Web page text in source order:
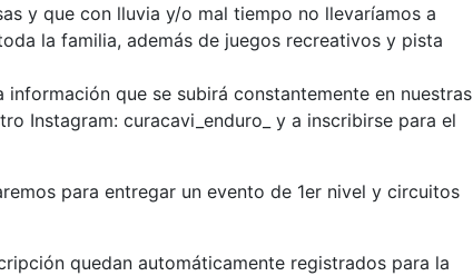
y que con lluvia y/o mal tiempo no llevaríamos a
la familia, además de juegos recreativos y pista
que se subirá constantemente en nuestras
Instagram: curacavi_enduro_ y a inscribirse para el
para entregar un evento de 1er nivel y circuitos
quedan automáticamente registrados para la